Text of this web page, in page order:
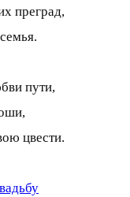
преград,
пути,
цвести.